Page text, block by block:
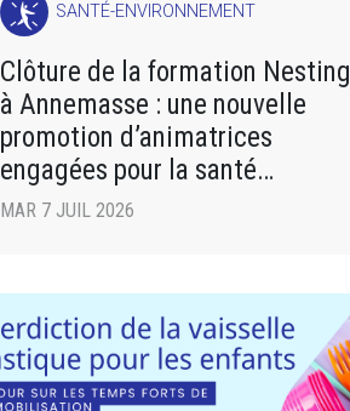
SANTÉ-ENVIRONNEMENT
Clôture de la formation Nesting
à Annemasse : une nouvelle
promotion d’animatrices
engagées pour la santé
environnementale
MAR 7 JUIL 2026